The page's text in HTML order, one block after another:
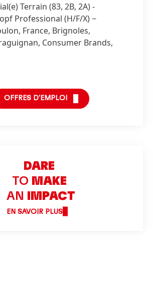
(e) Terrain (83, 2B, 2A) -
Professional (H/F/X)−
France, Brignoles,
Consumer Brands,
OFFRES D'EMPLOI
DARE
TO MAKE
AN
IMPACT
EN SAVOIR PLUS